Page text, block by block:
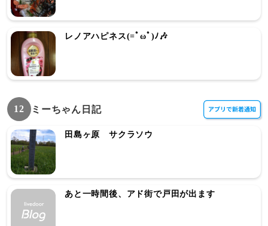
レノアハピネス(=ﾟωﾟ)ﾉ🎶
12 ミーちゃん日記
田島ヶ原 サクラソウ
あと一時間後、アド街で戸田が出ます